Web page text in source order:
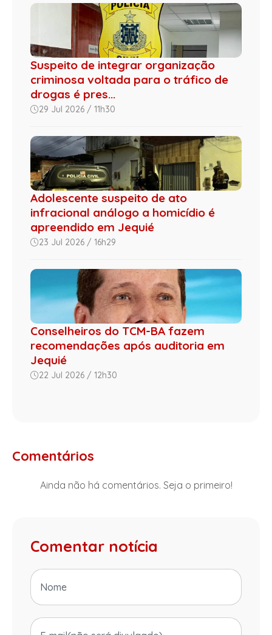
Suspeito de integrar organização
criminosa voltada para o tráfico de
drogas é pres...
29 Jul 2026 / 11h30
Adolescente suspeito de ato
infracional análogo a homicídio é
apreendido em Jequié
23 Jul 2026 / 16h29
Conselheiros do TCM-BA fazem
recomendações após auditoria em
Jequié
22 Jul 2026 / 12h30
Comentários
Ainda não há comentários. Seja o primeiro!
Comentar notícia